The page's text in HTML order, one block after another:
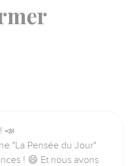
📣
"La Pensée du Jour"
! 😄 Et nous avons